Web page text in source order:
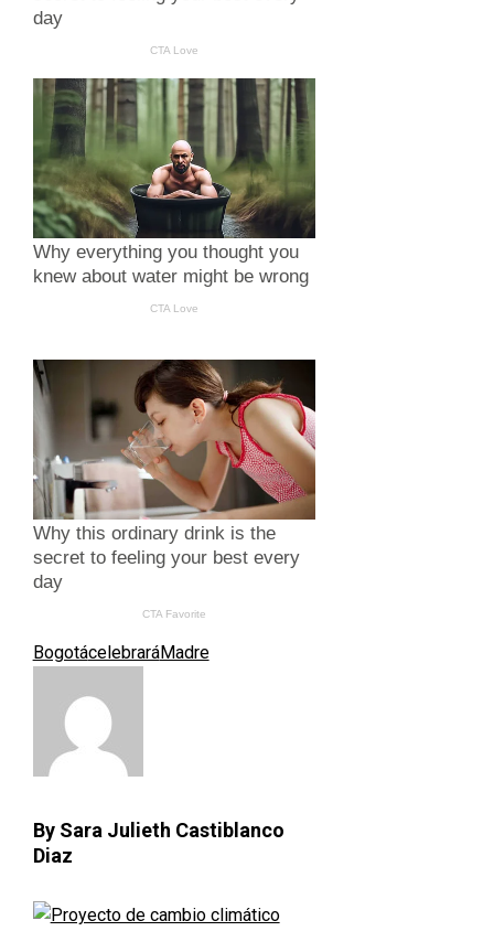
BogotácelebraráMadre
By Sara Julieth Castiblanco
Diaz